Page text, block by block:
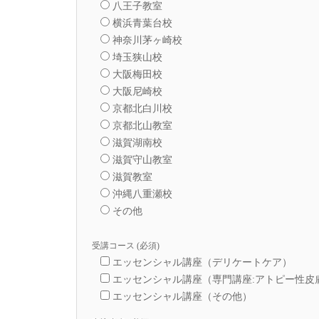
八王子教室
横浜青葉台校
神奈川茅ヶ崎校
埼玉狭山校
大阪梅田校
大阪尼崎校
京都北白川校
京都北山教室
滋賀湖南校
滋賀守山教室
滋賀教室
沖縄八重瀬校
その他
受講コース (必須)
エッセンシャル講座（デリケートケア）
エッセンシャル講座（専門講座:アトピー性皮
エッセンシャル講座（その他）